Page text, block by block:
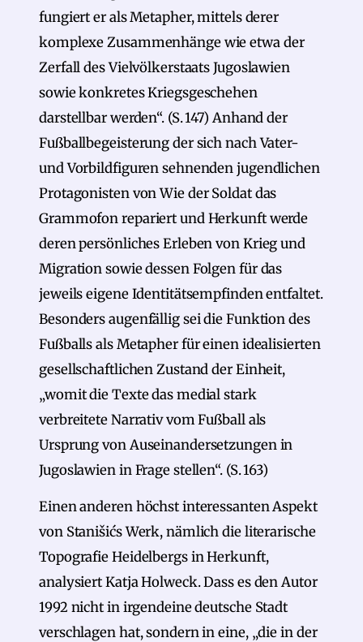
fungiert er als Metapher, mittels derer
komplexe Zusammenhänge wie etwa der
Zerfall des Vielvölkerstaats Jugoslawien
sowie konkretes Kriegsgeschehen
darstellbar werden“. (S. 147) Anhand der
Fußballbegeisterung der sich nach Vater-
und Vorbildfiguren sehnenden jugendlichen
Protagonisten von Wie der Soldat das
Grammofon repariert und Herkunft werde
deren persönliches Erleben von Krieg und
Migration sowie dessen Folgen für das
jeweils eigene Identitätsempfinden entfaltet.
Besonders augenfällig sei die Funktion des
Fußballs als Metapher für einen idealisierten
gesellschaftlichen Zustand der Einheit,
„womit die Texte das medial stark
verbreitete Narrativ vom Fußball als
Ursprung von Auseinandersetzungen in
Jugoslawien in Frage stellen“. (S. 163)
Einen anderen höchst interessanten Aspekt
von Stanišićs Werk, nämlich die literarische
Topografie Heidelbergs in Herkunft,
analysiert Katja Holweck. Dass es den Autor
1992 nicht in irgendeine deutsche Stadt
verschlagen hat, sondern in eine, „die in der